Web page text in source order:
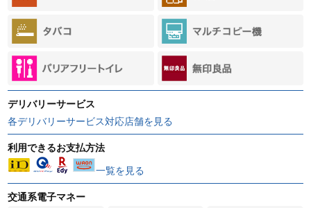
デリバリーサービス
各デリバリーサービス対応店舗を見る
利用できるお支払方法
一覧を見る
交通系電子マネー